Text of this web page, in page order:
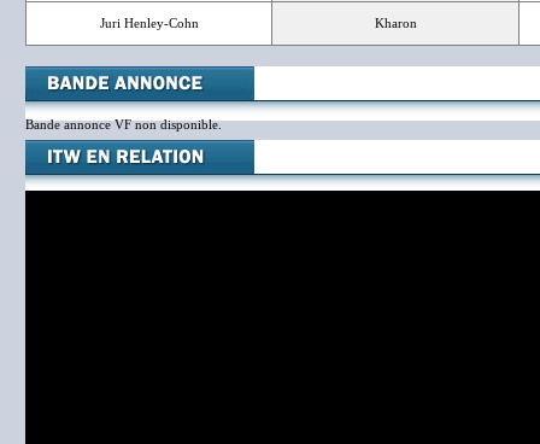
Juri Henley-Cohn Kharon
Bande annonce VF non disponible.